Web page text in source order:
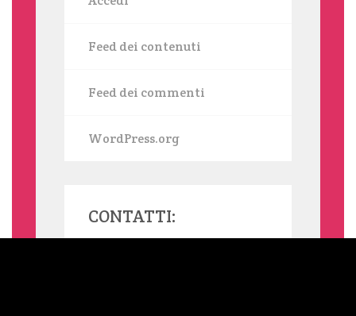
Feed dei contenuti
Feed dei commenti
WordPress.org
CONTATTI: